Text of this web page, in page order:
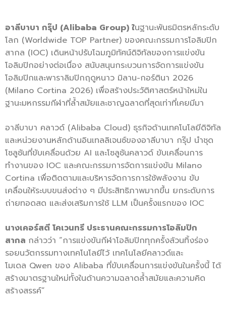
อาลีบาบา กรุ๊ป (Alibaba Group) ในฐานะพันธมิตรหลักระดับ
โลก (Worldwide TOP Partner) ของคณะกรรมการโอลิมปิก
สากล (IOC) เดินหน้าปรับโฉมภูมิทัศน์ดิจิทัลของการแข่งขัน
โอลิมปิกอย่างต่อเนื่อง สนับสนุนกระบวนการจัดการแข่งขัน
โอลิมปิกและพาราลิมปิกฤดูหนาว มิลาน-กอร์ตินา 2026
(Milano Cortina 2026) เพื่อสร้างประวัติศาสตร์หน้าใหม่ใน
ฐานะมหกรรมกีฬาที่ล้ำสมัยและชาญฉลาดที่สุดเท่าที่เคยมีมา
อาลีบาบา คลาวด์ (Alibaba Cloud) ธุรกิจด้านเทคโนโลยีดิจิทัล
และหน่วยงานหลักด้านอินเทลลิเจนซ์ของอาลีบาบา กรุ๊ป นำชุด
โซลูชันที่ขับเคลื่อนด้วย AI และโซลูชันคลาวด์ ขับเคลื่อนการ
ทำงานของ IOC และคณะกรรมการจัดการแข่งขัน Milano
Cortina เพื่อติดตามและบริหารจัดการการใช้พลังงาน ขับ
เคลื่อนให้ระบบขนส่งต่าง ๆ มีประสิทธิภาพมากขึ้น ยกระดับการ
ถ่ายทอดสด และส่งเสริมการใช้ LLM เป็นครั้งแรกของ IOC
นางเคอร์สตี โคเวนทรี ประธานคณะกรรมการโอลิมปิก
สากล กล่าวว่า “การแข่งขันกีฬาโอลิมปิกทุกครั้งล้วนทิ้งร่อง
รอยนวัตกรรมทางเทคโนโลยีไว้ เทคโนโลยีคลาวด์และ
โมเดล Qwen ของ Alibaba ที่ขับเคลื่อนการแข่งขันในครั้งนี้ ได้
สร้างมาตรฐานใหม่ทั้งในด้านความฉลาดล้ำสมัยและความคิด
สร้างสรรค์”